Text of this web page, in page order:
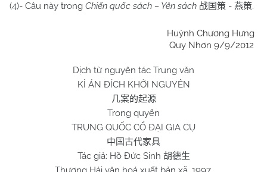
(4)- Câu này trong Chiến quốc sách – Yên sách 战国策 - 燕策.
Huỳnh Chương Hưng
Quy Nhơn 9/9/2012
Dịch từ nguyên tác Trung văn
KỈ ÁN ĐÍCH KHỞI NGUYÊN
几案的起源
Trong quyển
TRUNG QUỐC CỔ ĐẠI GIA CỤ
中国古代家具
Tác giả: Hồ Đức Sinh 胡德生